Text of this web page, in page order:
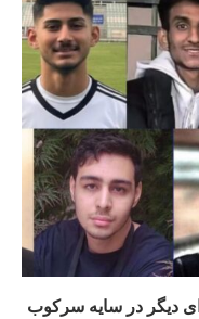
دیگر در سایه سرکوب